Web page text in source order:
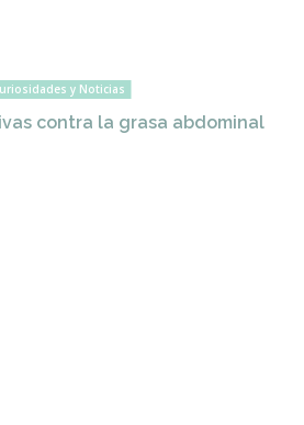
y Noticias
contra la grasa abdominal